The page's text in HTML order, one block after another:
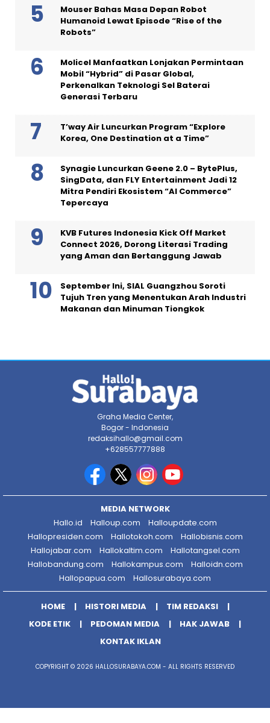
Mouser Bahas Masa Depan Robot
Humanoid Lewat Episode “Rise of the
Robots”
Molicel Manfaatkan Lonjakan Permintaan
Mobil “Hybrid” di Pasar Global,
Perkenalkan Teknologi Sel Baterai
Generasi Terbaru
T’way Air Luncurkan Program “Explore
Korea, One Destination at a Time”
Synagie Luncurkan Geene 2.0 – BytePlus,
SingData, dan FLY Entertainment Jadi 12
Mitra Pendiri Ekosistem “AI Commerce”
Tepercaya
KVB Futures Indonesia Kick Off Market
Connect 2026, Dorong Literasi Trading
yang Aman dan Bertanggung Jawab
September Ini, SIAL Guangzhou Soroti
Tujuh Tren yang Menentukan Arah Industri
Makanan dan Minuman Tiongkok
Graha Media Center,
Bogor - Indonesia
redaksihallo@gmail.com
+628557777888
MEDIA NETWORK
Hallo.id
Halloup.com
Halloupdate.com
Hallopresiden.com
Hallotokoh.com
Hallobisnis.com
Hallojabar.com
Hallokaltim.com
Hallotangsel.com
Hallobandung.com
Hallokampus.com
Halloidn.com
Hallopapua.com
Hallosurabaya.com
HOME HISTORI MEDIA
TIM REDAKSI
KODE ETIK
PEDOMAN MEDIA
HAK JAWAB
KONTAK IKLAN
COPYRIGHT © 2026 HALLOSURABAYA.COM - ALL RIGHTS RESERVED